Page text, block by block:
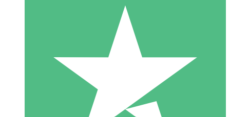
Individuella Kreditpaket
Betala per användning med nedladdningskrediter. Inget
1 Nedladdningar
10 00